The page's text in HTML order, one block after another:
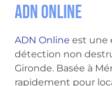
ADN Online
ADN Online est une
détection non
Gironde. Basée à
rapidement pour